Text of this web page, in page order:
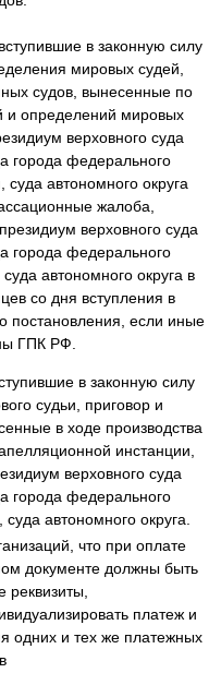
вступившие в законную силу
мировых судей,
судов, вынесенные по
и определений мировых
верховного суда
города федерального
автономного округа
жалоба,
верховного суда
города федерального
автономного округа в
со дня вступления в
постановления, если иные
ГПК РФ.
в законную силу
судьи, приговор и
в ходе производства
инстанции,
верховного суда
города федерального
автономного округа.
что при оплате
документе должны быть
реквизиты,
платеж и
одних и тех же платежных